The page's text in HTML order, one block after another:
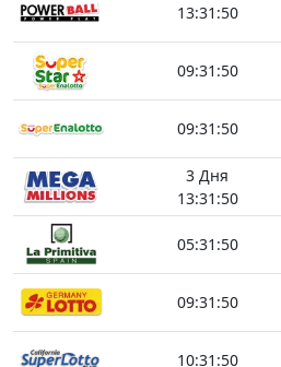
13:31:50
09:31:50
09:31:50
3 Дня
13:31:50
05:31:50
09:31:50
10:31:50